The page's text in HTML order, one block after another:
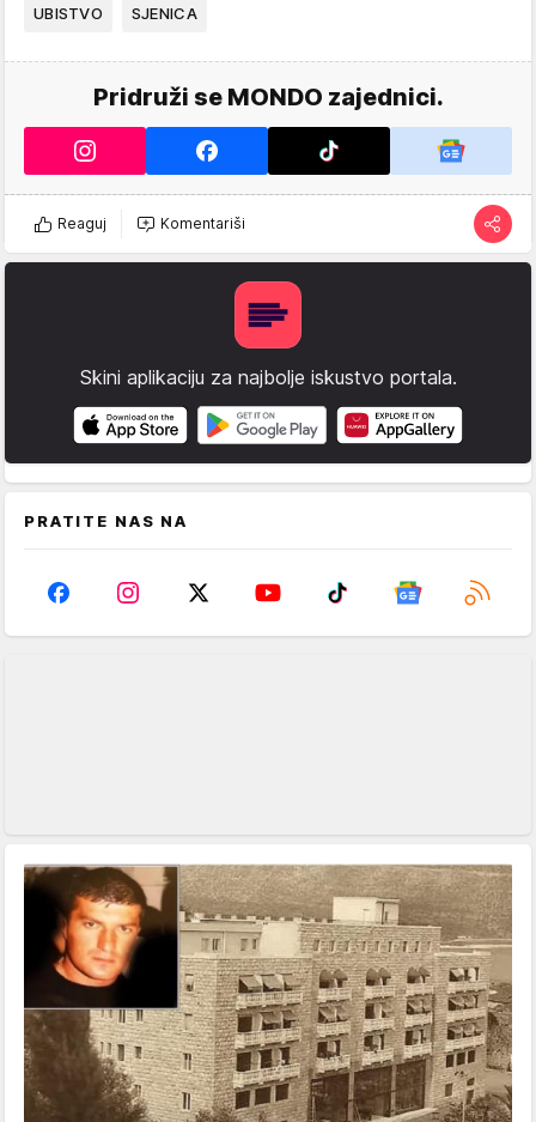
UBISTVO SJENICA
Pridruži se MONDO zajednici.
Reaguj Komentariši
Skini aplikaciju za najbolje iskustvo portala.
PRATITE NAS NA